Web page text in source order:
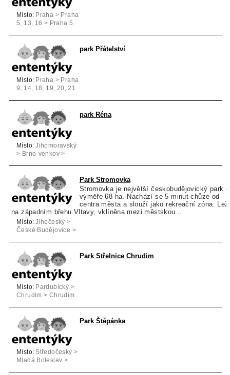
Místo: Praha > Praha
5, 13, 16 > Praha 5
park Přátelství
Místo: Praha > Praha
9, 14, 18, 19, 20, 21
park Réna
Místo: Jihomoravský
> Brno-venkov >
Park Stromovka
Stromovka je největší českobudějovický park o
výměře 68 ha. Nachází se 5 minut chůze od
centra města a slouží jako rekreační zóna.
na západním břehu Vltavy, vklíněna mezi městskou...
Místo: Jihočeský >
České Budějovice >
Park Střelnice Chrudim
Místo: Pardubický >
Chrudim > Chrudim
Park Štěpánka
Místo: Středočeský >
Mladá Boleslav >